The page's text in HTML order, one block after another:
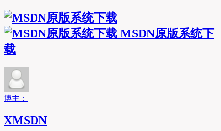
MSDN原版系统下
载
博主：
XMSDN